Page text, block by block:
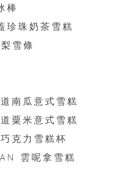
棒
珍珠奶茶雪糕
雪條
南瓜意式雪糕
粟米意式雪糕
克力雪糕杯
雲呢拿雪糕